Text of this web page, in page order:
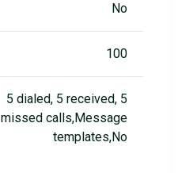
No
100
5 dialed, 5 received, 5
missed calls,Message
templates,No